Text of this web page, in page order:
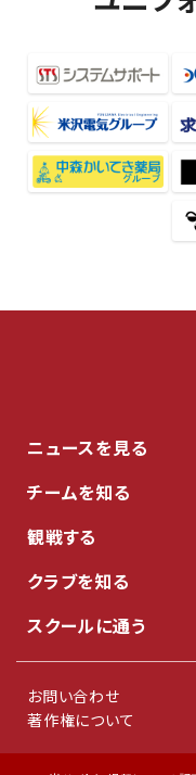
ニュースを見る
チームを知る
観戦する
クラブを知る
スクールに通う
お問い合わせ
著作権について